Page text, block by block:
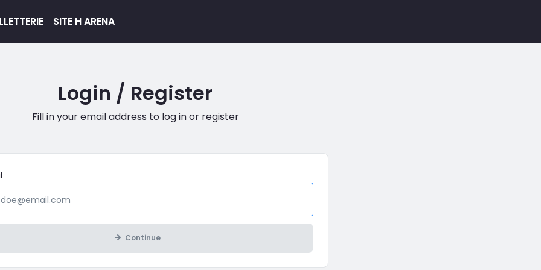
SITE H ARENA
Login / Register
Fill in your email address to log in or register
Continue